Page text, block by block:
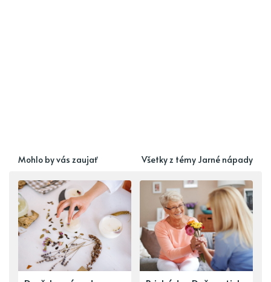
Mohlo by vás zaujať Všetky z témy Jarné nápady